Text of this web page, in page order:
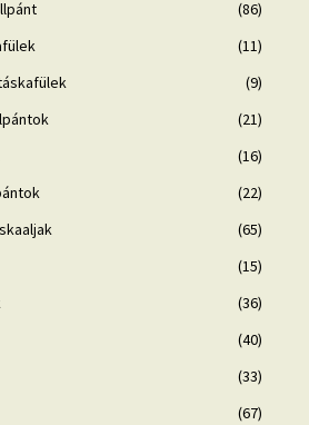
(86)
(11)
(9)
(21)
(16)
(22)
(65)
(15)
(36)
(40)
(33)
(67)